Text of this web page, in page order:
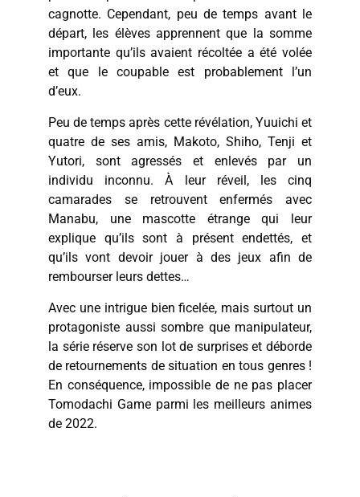
cagnotte. Cependant, peu de temps avant le
départ, les élèves apprennent que la somme
importante qu’ils avaient récoltée a été volée
et que le coupable est probablement l’un
d’eux.
Peu de temps après cette révélation, Yuuichi et
quatre de ses amis, Makoto, Shiho, Tenji et
Yutori, sont agressés et enlevés par un
individu inconnu. À leur réveil, les cinq
camarades se retrouvent enfermés avec
Manabu, une mascotte étrange qui leur
explique qu’ils sont à présent endettés, et
qu’ils vont devoir jouer à des jeux afin de
rembourser leurs dettes…
Avec une intrigue bien ficelée, mais surtout un
protagoniste aussi sombre que manipulateur,
la série réserve son lot de surprises et déborde
de retournements de situation en tous genres !
En conséquence, impossible de ne pas placer
Tomodachi Game parmi les meilleurs animes
de 2022.